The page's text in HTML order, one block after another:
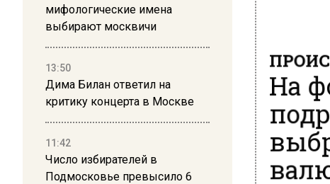
мифологические имена
выбирают москвичи
13:50
Дима Билан ответил на
критику концерта в Москве
11:42
Число избирателей в
Подмосковье превысило 6
На